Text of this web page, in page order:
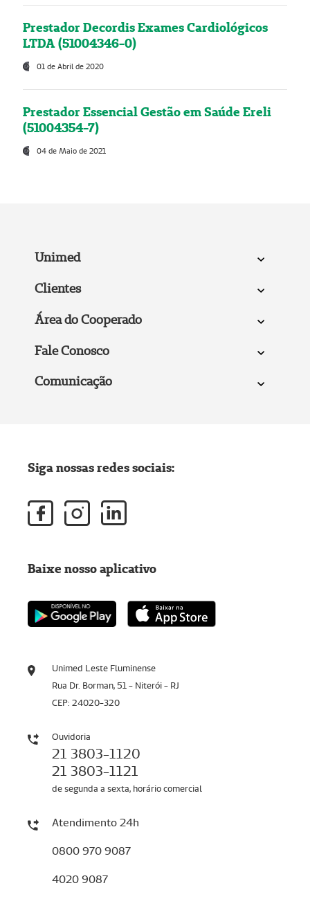
Prestador Decordis Exames Cardiológicos
LTDA (51004346-0)
01 de Abril de 2020
Prestador Essencial Gestão em Saúde Ereli
(51004354-7)
04 de Maio de 2021
Unimed
Clientes
Área do Cooperado
Fale Conosco
Comunicação
Unimed Leste Fluminense
Rua Dr. Borman, 51 - Niterói - RJ
CEP: 24020-320
Ouvidoria
21 3803-1120
21 3803-1121
de segunda a sexta, horário comercial
Atendimento 24h
0800 970 9087
4020 9087
Siga nossas redes sociais:
Baixe nosso aplicativo